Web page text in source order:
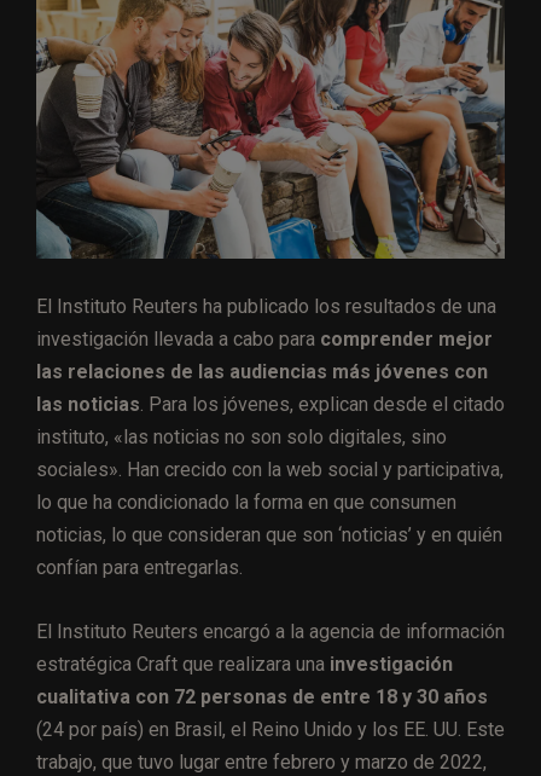
El Instituto Reuters ha publicado los resultados de una
investigación llevada a cabo para comprender mejor
las relaciones de las audiencias más jóvenes con
las noticias. Para los jóvenes, explican desde el citado
instituto, «las noticias no son solo digitales, sino
sociales». Han crecido con la web social y participativa,
lo que ha condicionado la forma en que consumen
noticias, lo que consideran que son ‘noticias’ y en quién
confían para entregarlas.
El Instituto Reuters encargó a la agencia de información
estratégica Craft que realizara una investigación
cualitativa con 72 personas de entre 18 y 30 años
(24 por país) en Brasil, el Reino Unido y los EE. UU. Este
trabajo, que tuvo lugar entre febrero y marzo de 2022,